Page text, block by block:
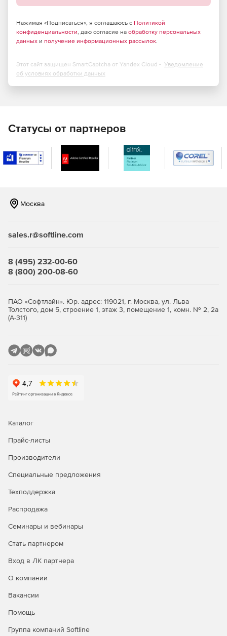
Основан на оптимизированной архитектуре асинхронных
сокетов, которая активно совершенствовалась более
Нажимая «Подписаться», я соглашаюсь с Политикой
конфиденциальности, даю согласие на обработку персональных
данных и получение информационных рассылок.
Этот сайт защищен SmartCaptcha от Yandex Cloud - Уведомление
об условиях обработки данных
Статусы от партнеров
Москва
sales.r@softline.com
8 (495) 232-00-60
8 (800) 200-08-60
ПАО «Софтлайн». Юр. адрес: 119021, г. Москва, ул. Льва
Толстого, дом 5, строение 1, этаж 3, помещение 1, комн. № 2, 2а
(А-311)
Каталог
Прайс-листы
Производители
Специальные предложения
Техподдержка
Распродажа
Семинары и вебинары
Стать партнером
Вход в ЛК партнера
О компании
Вакансии
Помощь
Группа компаний Softline